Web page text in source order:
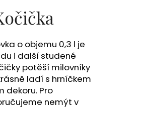
o objemu 0,3 l je
i další studené
potěší milovníky
ladí s hrníčkem
dekoru. Pro
nemýt v
Následující